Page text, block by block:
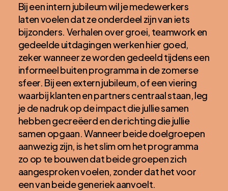
Bij een intern jubileum wil je medewerkers
laten voelen dat ze onderdeel zijn van iets
bijzonders. Verhalen over groei, teamwork en
gedeelde uitdagingen werken hier goed,
zeker wanneer ze worden gedeeld tijdens een
informeel buiten programma in de zomerse
sfeer. Bij een extern jubileum, of een viering
waarbij klanten en partners centraal staan, leg
je de nadruk op de impact die jullie samen
hebben gecreëerd en de richting die jullie
samen opgaan. Wanneer beide doelgroepen
aanwezig zijn, is het slim om het programma
zo op te bouwen dat beide groepen zich
aangesproken voelen, zonder dat het voor
een van beide generiek aanvoelt.